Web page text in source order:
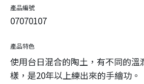
產品編號
07070107
產品特色
使用台日混合的陶土，有不同的溫
樣，是20年以上練出來的手繪功。